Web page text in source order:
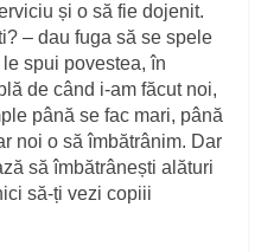
și o să fie dojenit.
– dau fuga să se spele
spui povestea, în
de când i‑am făcut noi,
până se fac mari, până
noi o să îmbătrânim. Dar
să îmbătrânești alături
să‑ți vezi copiii